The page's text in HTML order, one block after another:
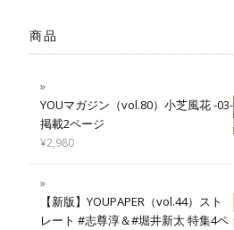
商品
YOUマガジン（vol.80）小芝風花 -03-
掲載2ページ
¥2,980
【新版】YOUPAPER（vol.44）スト
レート #志尊淳＆#堀井新太 特集4ペ